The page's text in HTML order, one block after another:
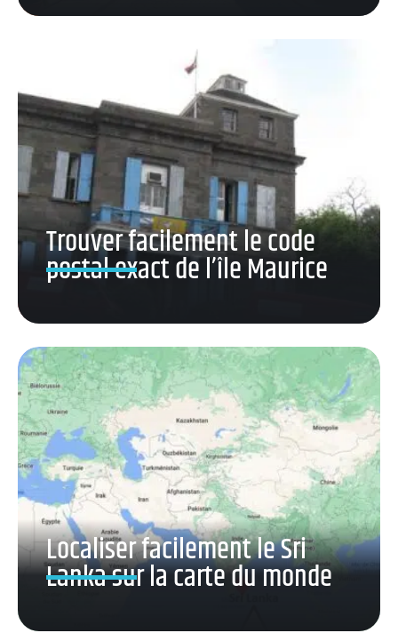
Trouver facilement le code
postal exact de l’île Maurice
Localiser facilement le Sri
Lanka sur la carte du monde